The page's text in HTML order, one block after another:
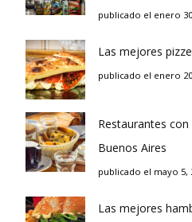
publicado el enero
Las mejores
publicado el enero
Restaurantes
Buenos Aires
publicado el mayo 5,
Las mejores